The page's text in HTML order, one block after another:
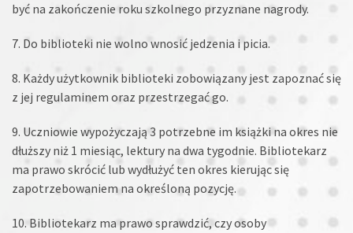
być na zakończenie roku szkolnego przyznane nagrody.
7. Do biblioteki nie wolno wnosić jedzenia i picia.
8. Każdy użytkownik biblioteki zobowiązany jest zapoznać się
z jej regulaminem oraz przestrzegać go.
9. Uczniowie wypożyczają 3 potrzebne im książki na okres nie
dłuższy niż 1 miesiąc, lektury na dwa tygodnie. Bibliotekarz
ma prawo skrócić lub wydłużyć ten okres kierując się
zapotrzebowaniem na określoną pozycję.
10. Bibliotekarz ma prawo sprawdzić, czy osoby